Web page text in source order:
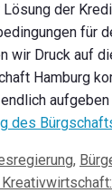
der
für
wir Druck auf
Hamburg
des
,